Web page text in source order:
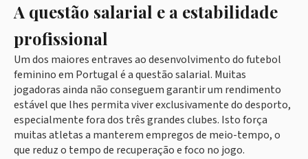
A questão salarial e a estabilidade
profissional
Um dos maiores entraves ao desenvolvimento do futebol
feminino em Portugal é a questão salarial. Muitas
jogadoras ainda não conseguem garantir um rendimento
estável que lhes permita viver exclusivamente do desporto,
especialmente fora dos três grandes clubes. Isto força
muitas atletas a manterem empregos de meio-tempo, o
que reduz o tempo de recuperação e foco no jogo.